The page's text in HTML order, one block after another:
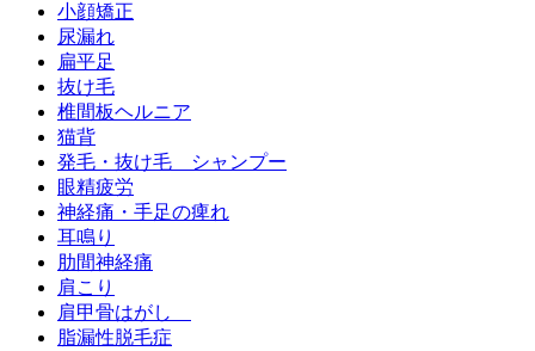
小顔矯正
尿漏れ
扁平足
抜け毛
椎間板ヘルニア
猫背
発毛・抜け毛 シャンプー
眼精疲労
神経痛・手足の痺れ
耳鳴り
肋間神経痛
肩こり
肩甲骨はがし
脂漏性脱毛症